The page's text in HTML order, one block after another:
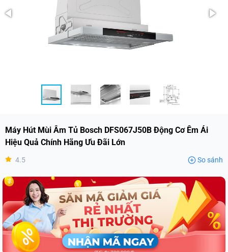
Máy Hút Mùi Âm Tủ Bosch DFS067J50B Động Cơ Êm Ái
Hiệu Quả Chính Hãng Ưu Đãi Lớn
4.5 So sánh